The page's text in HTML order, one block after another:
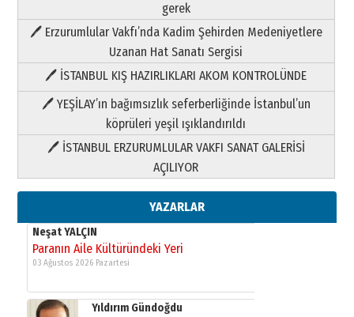
gerek
🖊 Erzurumlular Vakfı’nda Kadim Şehirden Medeniyetlere
Uzanan Hat Sanatı Sergisi
🖊 İSTANBUL KIŞ HAZIRLIKLARI AKOM KONTROLÜNDE
🖊 YEŞİLAY’ın bağımsızlık seferberliğinde İstanbul’un
köprüleri yeşil ışıklandırıldı
🖊 İSTANBUL ERZURUMLULAR VAKFI SANAT GALERİSİ
AÇILIYOR
YAZARLAR
Paranın Aile Kültüründeki Yeri
03 Ağustos 2026 Pazartesi
Yıldırım Gündoğdu
HAVVA’NIN ÜÇ KIZI
09 Temmuz 2026 Perşembe
Yusuf POLAT
Şampiyonluk Sebahattin Şirin’e
11 Mayıs 2026 Pazartesi
Neşat YALÇIN
Paranın Aile Kültüründeki Yeri
03 Ağustos 2026 Pazartesi
Yıldırım Gündoğdu